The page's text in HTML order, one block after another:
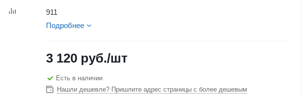
911
Подробнее
3 120 руб./шт
Есть в наличии
Нашли дешевле? Пришлите адрес страницы с более дешевым